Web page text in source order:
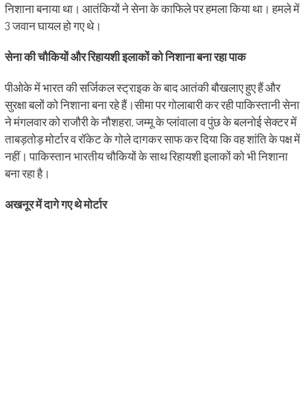
निशाना बनाया था। आतंकियों ने सेना के काफिले पर हमला किया था। हमले में
3 जवान घायल हो गए थे।
सेना की चौकियों और रिहायशी इलाकों को निशाना बना रहा पाक
पीओके में भारत की सर्जिकल स्ट्राइक के बाद आतंकी बौखलाए हुए हैं और
सुरक्षा बलों को निशाना बना रहे हैं।सीमा पर गोलाबारी कर रही पाकिस्तानी सेना
ने मंगलवार को राजौरी के नौशहरा, जम्मू के प्लांवाला व पुंछ के बलनोई सेक्टर में
ताबड़तोड़ मोर्टार व रॉकेट के गोले दागकर साफ कर दिया कि वह शांति के पक्ष में
नहीं। पाकिस्तान भारतीय चौकियों के साथ रिहायशी इलाकों को भी निशाना
बना रहा है।
अखनूर में दागे गए थे मोर्टार